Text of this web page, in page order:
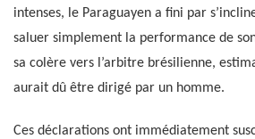
intenses, le Paraguayen a fini par
saluer simplement la performance de
sa colère vers l’arbitre brésilienne,
aurait dû être dirigé par un homme.
Ces déclarations ont immédiatement